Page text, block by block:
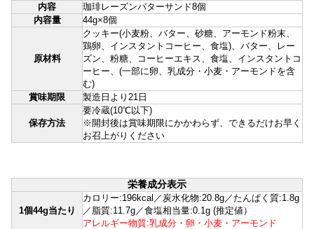
内容
珈琲レーズンバターサンド8個
内容量
44g×8個
原材料
クッキー(小麦粉、バター、砂糖、アーモンド粉末、
鶏卵、インスタントコーヒー、食塩)、バター、レー
ズン、粉糖、コーヒーエキス、食塩、インスタントコ
ーヒー、(一部に卵、乳成分・小麦・アーモンドを含
む)
賞味期限
製造日より21日
保存方法
要冷蔵(10℃以下)
※開封後は賞味期限にかかわらず、できるだけお早く
お召上がりください
栄養成分表示
1個44g当たり
カロリー:196kcal／炭水化物:20.8g／たんぱく質:1.8g
／脂質:11.7g／食塩相当量:0.1g (推定値）
アレルギー物質:乳成分・卵・小麦・アーモンド